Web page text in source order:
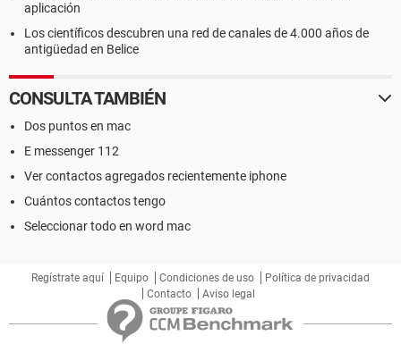
aplicación
Los científicos descubren una red de canales de 4.000 años de
antigüedad en Belice
CONSULTA TAMBIÉN
Dos puntos en mac
E messenger 112
Ver contactos agregados recientemente iphone
Cuántos contactos tengo
Seleccionar todo en word mac
Regístrate aquí Equipo Condiciones de uso
Política de privacidad
Contacto
Aviso legal